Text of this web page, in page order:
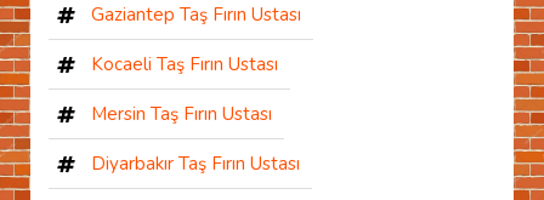
Gaziantep Taş Fırın Ustası
Kocaeli Taş Fırın Ustası
Mersin Taş Fırın Ustası
Diyarbakır Taş Fırın Ustası